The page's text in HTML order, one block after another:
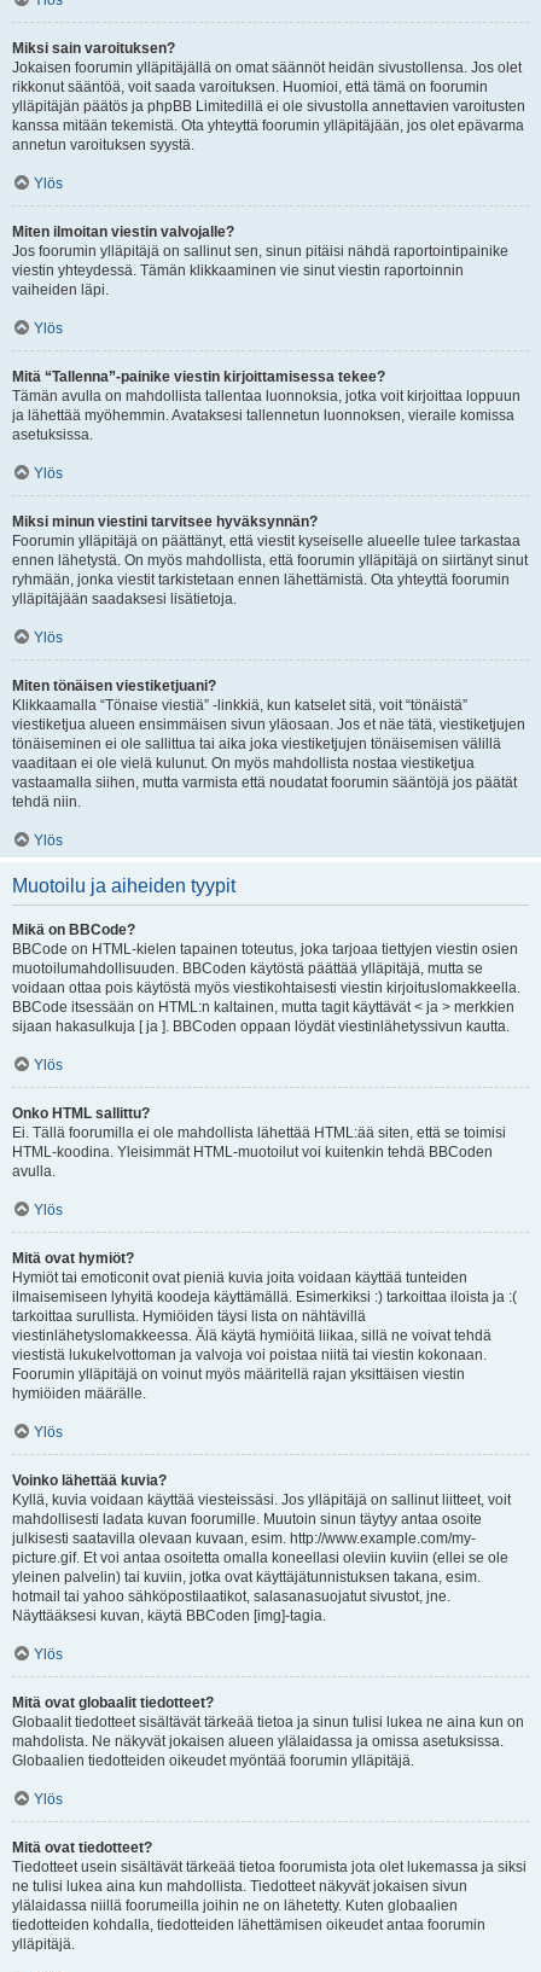
Miksi sain varoituksen?
Jokaisen foorumin ylläpitäjällä on omat säännöt heidän sivustollensa. Jos olet
rikkonut sääntöä, voit saada varoituksen. Huomioi, että tämä on foorumin
ylläpitäjän päätös ja phpBB Limitedillä ei ole sivustolla annettavien varoitusten
kanssa mitään tekemistä. Ota yhteyttä foorumin ylläpitäjään, jos olet epävarma
annetun varoituksen syystä.
Ylös
Miten ilmoitan viestin valvojalle?
Jos foorumin ylläpitäjä on sallinut sen, sinun pitäisi nähdä raportointipainike
viestin yhteydessä. Tämän klikkaaminen vie sinut viestin raportoinnin
vaiheiden läpi.
Ylös
Mitä “Tallenna”-painike viestin kirjoittamisessa tekee?
Tämän avulla on mahdollista tallentaa luonnoksia, jotka voit kirjoittaa loppuun
ja lähettää myöhemmin. Avataksesi tallennetun luonnoksen, vieraile komissa
asetuksissa.
Ylös
Miksi minun viestini tarvitsee hyväksynnän?
Foorumin ylläpitäjä on päättänyt, että viestit kyseiselle alueelle tulee tarkastaa
ennen lähetystä. On myös mahdollista, että foorumin ylläpitäjä on siirtänyt sinut
ryhmään, jonka viestit tarkistetaan ennen lähettämistä. Ota yhteyttä foorumin
ylläpitäjään saadaksesi lisätietoja.
Ylös
Miten tönäisen viestiketjuani?
Klikkaamalla “Tönaise viestiä” -linkkiä, kun katselet sitä, voit “tönäistä”
viestiketjua alueen ensimmäisen sivun yläosaan. Jos et näe tätä, viestiketjujen
tönäiseminen ei ole sallittua tai aika joka viestiketjujen tönäisemisen välillä
vaaditaan ei ole vielä kulunut. On myös mahdollista nostaa viestiketjua
vastaamalla siihen, mutta varmista että noudatat foorumin sääntöjä jos päätät
tehdä niin.
Ylös
Muotoilu ja aiheiden tyypit
Mikä on BBCode?
BBCode on HTML-kielen tapainen toteutus, joka tarjoaa tiettyjen viestin osien
muotoilumahdollisuuden. BBCoden käytöstä päättää ylläpitäjä, mutta se
voidaan ottaa pois käytöstä myös viestikohtaisesti viestin kirjoituslomakkeella.
BBCode itsessään on HTML:n kaltainen, mutta tagit käyttävät < ja > merkkien
sijaan hakasulkuja [ ja ]. BBCoden oppaan löydät viestinlähetyssivun kautta.
Ylös
Onko HTML sallittu?
Ei. Tällä foorumilla ei ole mahdollista lähettää HTML:ää siten, että se toimisi
HTML-koodina. Yleisimmät HTML-muotoilut voi kuitenkin tehdä BBCoden
avulla.
Ylös
Mitä ovat hymiöt?
Hymiöt tai emoticonit ovat pieniä kuvia joita voidaan käyttää tunteiden
ilmaisemiseen lyhyitä koodeja käyttämällä. Esimerkiksi :) tarkoittaa iloista ja :(
tarkoittaa surullista. Hymiöiden täysi lista on nähtävillä
viestinlähetyslomakkeessa. Älä käytä hymiöitä liikaa, sillä ne voivat tehdä
viestistä lukukelvottoman ja valvoja voi poistaa niitä tai viestin kokonaan.
Foorumin ylläpitäjä on voinut myös määritellä rajan yksittäisen viestin
hymiöiden määrälle.
Ylös
Voinko lähettää kuvia?
Kyllä, kuvia voidaan käyttää viesteissäsi. Jos ylläpitäjä on sallinut liitteet, voit
mahdollisesti ladata kuvan foorumille. Muutoin sinun täytyy antaa osoite
julkisesti saatavilla olevaan kuvaan, esim. http://www.example.com/my-
picture.gif. Et voi antaa osoitetta omalla koneellasi oleviin kuviin (ellei se ole
yleinen palvelin) tai kuviin, jotka ovat käyttäjätunnistuksen takana, esim.
hotmail tai yahoo sähköpostilaatikot, salasanasuojatut sivustot, jne.
Näyttääksesi kuvan, käytä BBCoden [img]-tagia.
Ylös
Mitä ovat globaalit tiedotteet?
Globaalit tiedotteet sisältävät tärkeää tietoa ja sinun tulisi lukea ne aina kun on
mahdolista. Ne näkyvät jokaisen alueen ylälaidassa ja omissa asetuksissa.
Globaalien tiedotteiden oikeudet myöntää foorumin ylläpitäjä.
Ylös
Mitä ovat tiedotteet?
Tiedotteet usein sisältävät tärkeää tietoa foorumista jota olet lukemassa ja siksi
ne tulisi lukea aina kun mahdollista. Tiedotteet näkyvät jokaisen sivun
ylälaidassa niillä foorumeilla joihin ne on lähetetty. Kuten globaalien
tiedotteiden kohdalla, tiedotteiden lähettämisen oikeudet antaa foorumin
ylläpitäjä.